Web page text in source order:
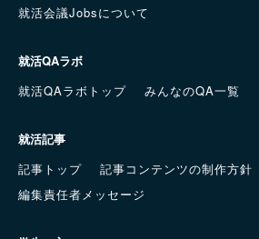
就活会議Jobsについて
就活QAラボ
就活QAラボトップ
みんなのQA一覧
就活記事
記事トップ
記事コンテンツの制作方針
編集責任者メッセージ